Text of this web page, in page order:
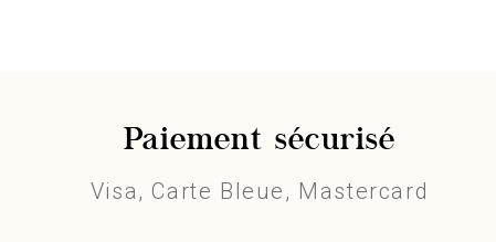
Paiement sécurisé
Visa, Carte Bleue, Mastercard